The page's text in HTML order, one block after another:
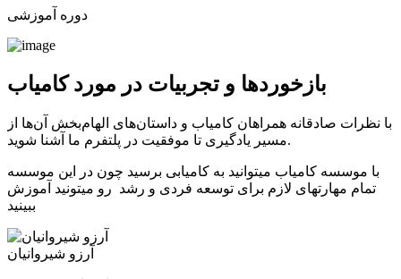
دوره آموزشی
بازخوردها و تجربیات در مورد کامیاب
با نظرات صادقانه همراهان کامیاب و داستان‌های الهام‌بخش آن‌ها از
مسیر یادگیری تا موفقیت در پلتفرم ما آشنا شوید.
با موسسه کامیاب میتوانید به کامیابی برسید چون در این موسسه
تمام مهارتهای لازم برای توسعه فردی و رشد رو میتونید آموزش
ببینید
آرزو شیروانیان